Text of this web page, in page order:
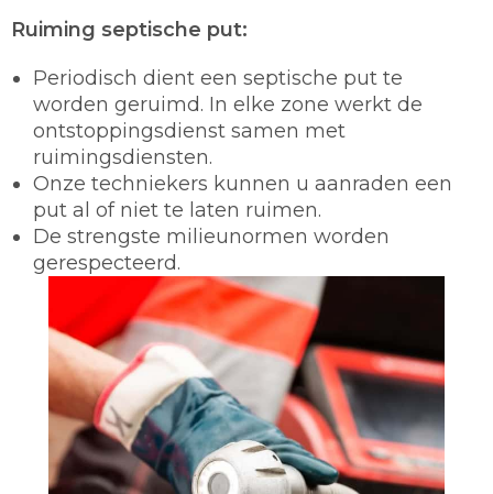
Ruiming septische put:
Periodisch dient een septische put te
worden geruimd. In elke zone werkt de
ontstoppingsdienst samen met
ruimingsdiensten.
Onze techniekers kunnen u aanraden een
put al of niet te laten ruimen.
De strengste milieunormen worden
gerespecteerd.